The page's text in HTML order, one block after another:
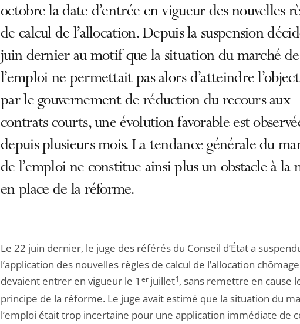
octobre la date d’entrée en vigueur des nouvelles
de calcul de l’allocation. Depuis la suspension
juin dernier au motif que la situation du marché de
l’emploi ne permettait pas alors d’atteindre
par le gouvernement de réduction du recours aux
contrats courts, une évolution favorable est
depuis plusieurs mois. La tendance générale du
de l’emploi ne constitue ainsi plus un obstacle à la
en place de la réforme.
Le 22 juin dernier, le juge des référés du Conseil d’État a
l’application des nouvelles règles de calcul de l’allocation
devaient entrer en vigueur le 1 erjuillet1, sans remettre en cause
principe de la réforme. Le juge avait estimé que la situation du
l’emploi était trop incertaine pour une application immédiate de